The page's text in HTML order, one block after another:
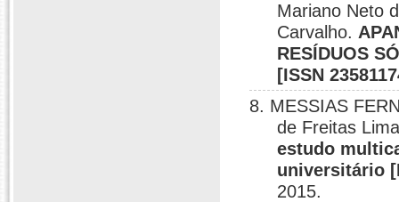
Mariano Neto
Carvalho.
RESÍDUOS
[ISSN
8. MESSIAS
de Freitas
estudo
universitário
2015.